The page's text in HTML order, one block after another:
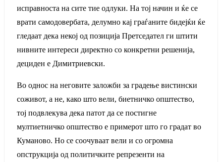
исправноста на сите тие одлуки. На тој начин и ќе се
врати самодовербата, делумно кај граѓаните бидејќи ќе
гледаат дека некој од позиција Претседател ги штити
нивните интереси директно со конкретни решенија,
дециден е Димитриевски.
Во однос на неговите заложби за градење вистински
соживот, а не, како што вели, биетничко општество,
тој подвлекува дека патот да се постигне
мултиетничко општество е примерот што го градат во
Куманово. Но се соочуваат вели и со огромна
опструкција од политичките репрезенти на